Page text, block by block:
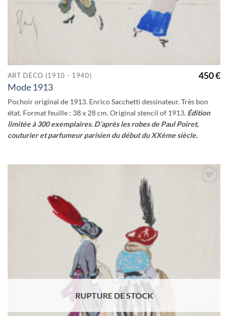
ART DÉCO (1910 - 1940)
Mode 1913
450€
Pochoir original de 1913. Enrico Sacchetti dessinateur. Très bon
état. Format feuille : 38 x 28 cm. Original stencil of 1913. Édition
limitée à 300 exemplaires. D’après les robes de Paul Poiret,
couturier et parfumeur parisien du début du XXème siècle.
RUPTURE DE STOCK